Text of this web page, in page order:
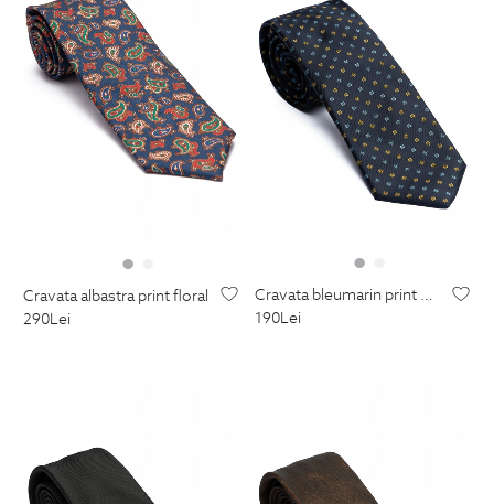
cravata albastra print floral
290Lei
cravata bleumarin print floral
190Lei